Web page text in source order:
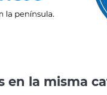
en la misma